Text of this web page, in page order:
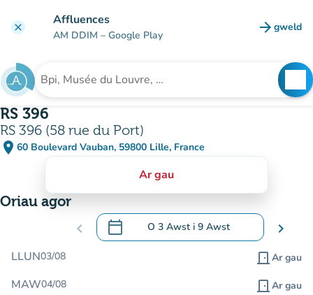
clear Affluences
AM DDIM – Google Play arrow_forward gweld
(tab
Chwilio am sefydliad
RS 396
RS 396 (58 rue du Port)
place 60 Boulevard Vauban, 59800 Lille, France
(agor yn Google Maps)
(tab newydd)
Ar gau
Oriau agor
chevron_left calendar_today O 3 Awst i 9 Awst
.Agor y calendr i newid dyddiadau chevron_right
LLUN03/08 door_front Ar gau
MAW04/08 door_front Ar gau